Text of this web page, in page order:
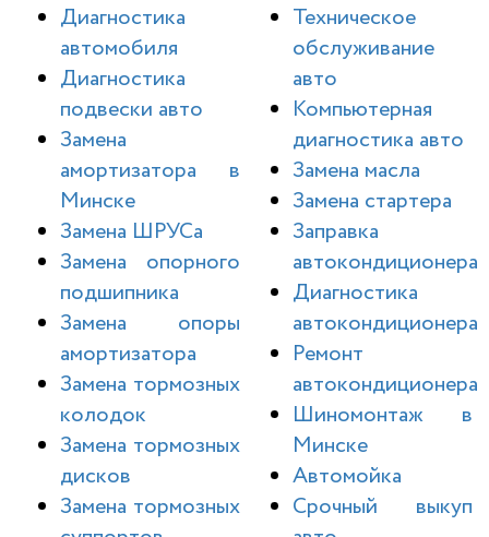
Диагностика
автомобиля
Диагностика
подвески авто
Замена
амортизатора в
Минске
Замена ШРУСа
Замена опорного
подшипника
Замена опоры
амортизатора
Замена тормозных
колодок
Замена тормозных
дисков
Замена тормозных
Техническое
обслуживание
авто
Компьютерная
диагностика авто
Замена масла
Замена стартера
Заправка
автокондиционера
Диагностика
автокондиционера
Ремонт
автокондиционера
Шиномонтаж в
Минске
Автомойка
Срочный выкуп